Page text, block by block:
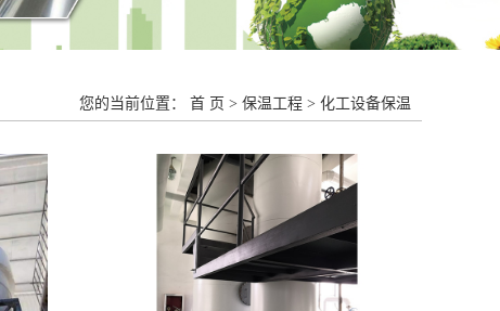
您的当前位置： 首 页 > 保温工程 > 化工设备保温